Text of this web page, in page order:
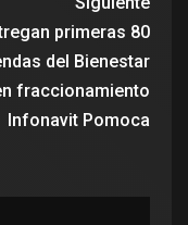
primeras 80
del Bienestar
fraccionamiento
Infonavit Pomoca